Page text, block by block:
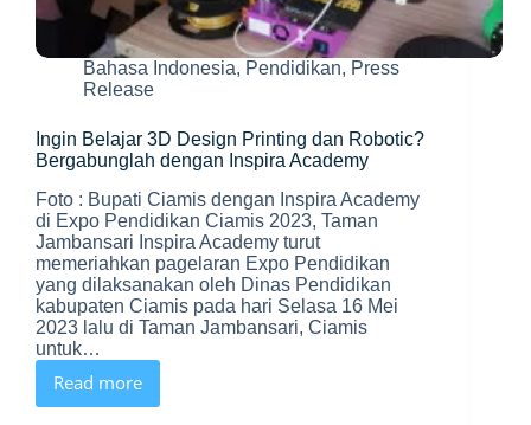
Bahasa Indonesia, Pendidikan, Press
Release
Ingin Belajar 3D Design Printing dan Robotic?
Bergabunglah dengan Inspira Academy
Foto : Bupati Ciamis dengan Inspira Academy
di Expo Pendidikan Ciamis 2023, Taman
Jambansari Inspira Academy turut
memeriahkan pagelaran Expo Pendidikan
yang dilaksanakan oleh Dinas Pendidikan
kabupaten Ciamis pada hari Selasa 16 Mei
2023 lalu di Taman Jambansari, Ciamis
untuk…
Read more
Ingin
Belajar